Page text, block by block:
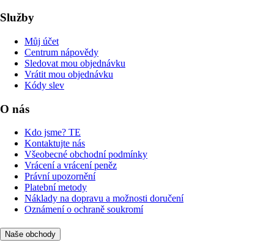
Služby
Můj účet
Centrum nápovědy
Sledovat mou objednávku
Vrátit mou objednávku
Kódy slev
O nás
Kdo jsme? TE
Kontaktujte nás
Všeobecné obchodní podmínky
Vrácení a vrácení peněz
Právní upozornění
Platební metody
Náklady na dopravu a možnosti doručení
Oznámení o ochraně soukromí
Naše obchody